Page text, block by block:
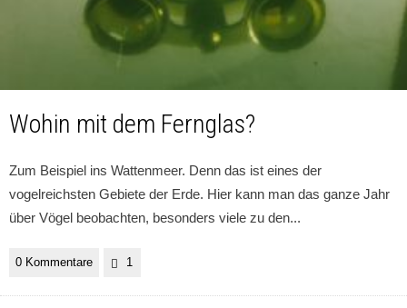
Wohin mit dem Fernglas?
Zum Beispiel ins Wattenmeer. Denn das ist eines der
vogelreichsten Gebiete der Erde. Hier kann man das ganze Jahr
über Vögel beobachten, besonders viele zu den...
0 Kommentare 1